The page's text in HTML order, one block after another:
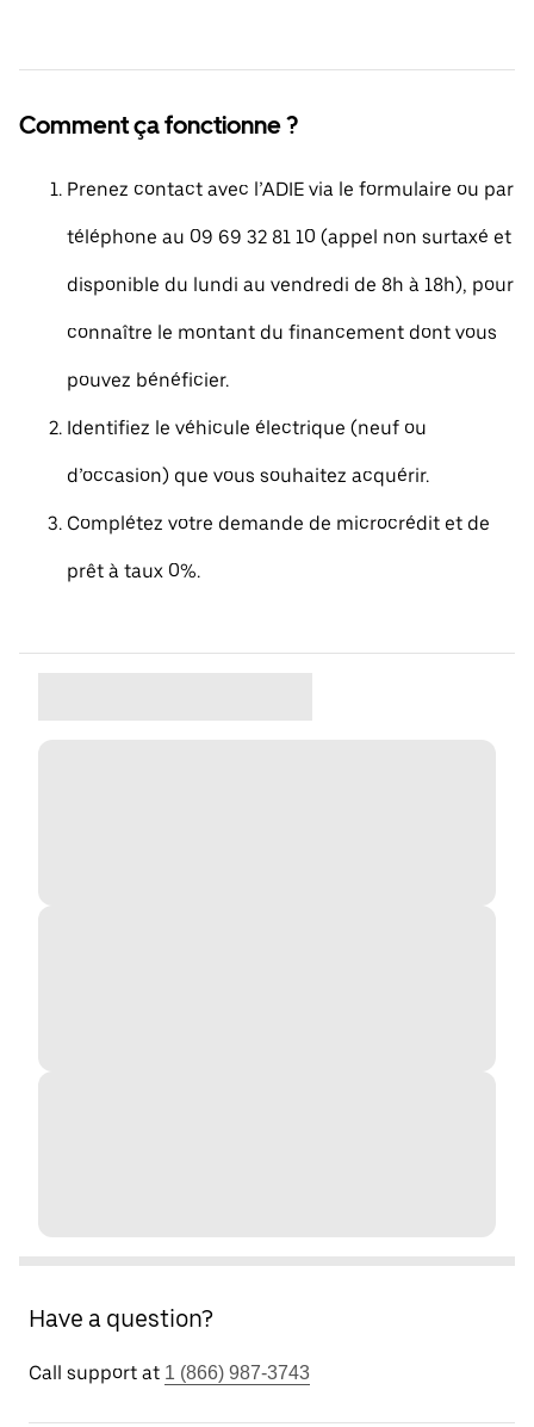
Comment ça fonctionne ?
Prenez contact avec l’ADIE via le formulaire ou par
téléphone au 09 69 32 81 10 (appel non surtaxé et
disponible du lundi au vendredi de 8h à 18h), pour
connaître le montant du financement dont vous
pouvez bénéficier.
Identifiez le véhicule électrique (neuf ou
d’occasion) que vous souhaitez acquérir.
Complétez votre demande de microcrédit et de
prêt à taux 0%.
Have a question?
Call support at 1 (866) 987-3743